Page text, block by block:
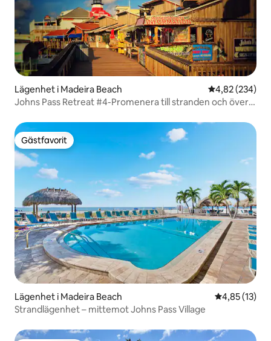
Lägenhet i Madeira Beach 4,82 av 5 i
4,82 (234)
Johns Pass Retreat #4-Promenera till stranden och över
Gästfavorit
Gästfavorit
Lägenhet i Madeira Beach 4,85 av 5 i
4,85 (13)
Strandlägenhet – mittemot Johns Pass Village